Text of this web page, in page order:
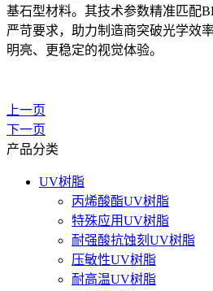
基石型材料。其技术参数精准匹配
严苛要求，助力制造商突破光学效
明亮、更稳定的视觉体验。
上一页
下一页
产品分类
UV树脂
丙烯酸酯UV树脂
特殊应用UV树脂
耐强酸抗蚀刻UV树脂
压敏性UV树脂
耐高温UV树脂